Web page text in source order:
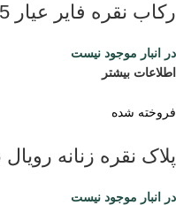
رکاب نقره فایر عیار 925 سربرنجی
در انبار موجود نیست
اطلاعات بیشتر
فروخته شده
پلاک نقره زنانه رویال
در انبار موجود نیست